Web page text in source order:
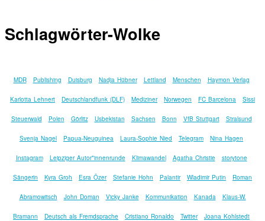
Schlagwörter-Wolke
MDR Publishing Duisburg Nadja Hübner Lettland Menschen Haymon Verlag
Karlotta Lehnert Deutschlandfunk (DLF) Mediziner Norwegen FC Barcelona Sissi
Steuerwald Polen Görlitz Usbekistan Sachsen Bonn VfB Stuttgart Stralsund
Svenja Nagel Papua-Neuguinea Laura-Sophie Nied Telegram Nina Hagen
Instagram Leipziger Autor*innenrunde Klimawandel Agatha Christie storytone
Sängerin Kyra Groh Esra Özer Stefanie Hohn Palantir Wladimir Putin Roman
Abramowitsch John Doman Vicky Janke Kommunikation Kanada Klaus-W.
Bramann Deutsch als Fremdsprache Cristiano Ronaldo Twitter Joana Kohlstedt